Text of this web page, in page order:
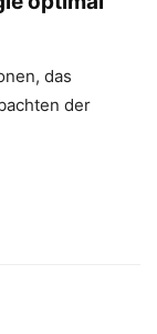
das
der